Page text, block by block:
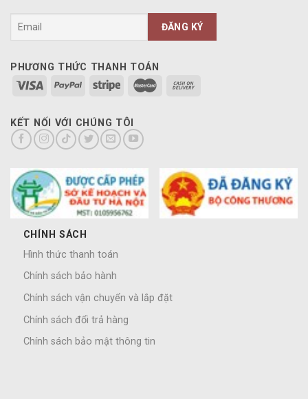
PHƯƠNG THỨC THANH TOÁN
KẾT NỐI VỚI CHÚNG TÔI
CHÍNH SÁCH
Hình thức thanh toán
Chính sách bảo hành
Chính sách vận chuyển và lắp đặt
Chính sách đổi trả hàng
Chính sách bảo mật thông tin